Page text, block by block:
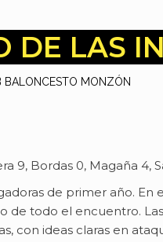
DE LAS
BALONCESTO MONZÓN
9, Bordas 0, Magaña 4,
de primer año. En
de todo el encuentro.
con ideas claras en